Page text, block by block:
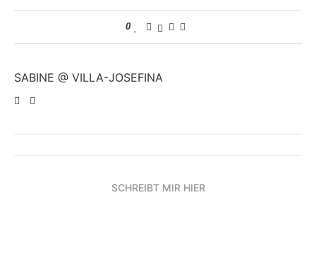
0
SABINE @ VILLA-JOSEFINA
SCHREIBT MIR HIER